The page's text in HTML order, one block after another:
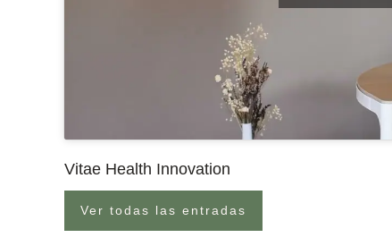
Vitae Health Innovation
Ver todas las entradas